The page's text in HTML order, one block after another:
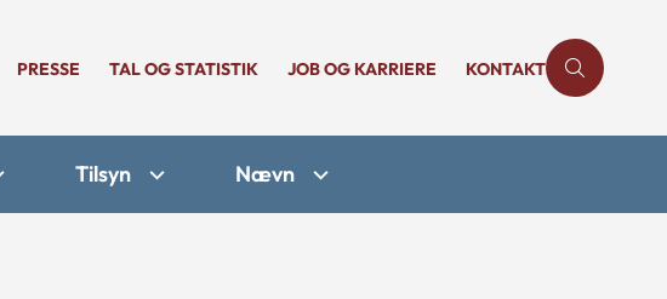
PRESSE TAL OG STATISTIK JOB OG KARRIERE KONTAKT
Tilsyn Nævn